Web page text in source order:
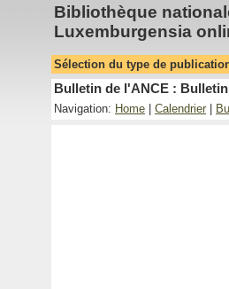
Bibliothèque
Luxemburgensia
Sélection du type de
Bulletin de l'ANCE : Bulletin
Navigation: Home Calendrier